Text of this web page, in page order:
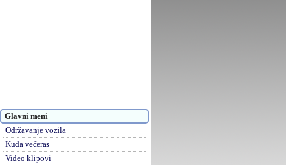
Glavni meni
Održavanje vozila
Kuda večeras
Video klipovi